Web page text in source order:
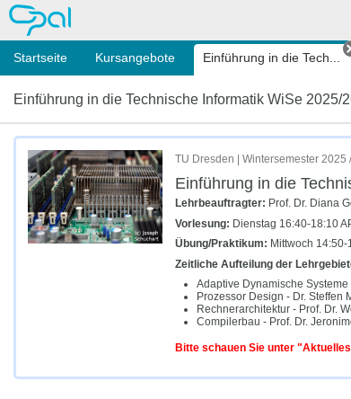
OPAL
Startseite Kursangebote Einführung in die Tech...
Einführung in die Technische Informatik WiSe 2025/
TU Dresden | Wintersemester 2025
Einführung in die
Lehrbeauftragter: Prof. Dr. Diana
Vorlesung: Dienstag 16:40-18:10
Übung/Praktikum: Mittwoch 14:50-
Zeitliche Aufteilung der
Adaptive Dynamische
Prozessor Design - Dr. Steffen
Rechnerarchitektur - Prof. Dr.
Compilerbau - Prof. Dr.
Bitte schauen Sie unter